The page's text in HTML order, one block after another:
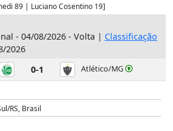
89 | Luciano Cosentino 19]
- 04/08/2026 - Volta | Classificação
2026
0-1 Atlético/MG
RS, Brasil